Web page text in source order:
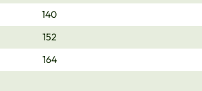
140
152
164